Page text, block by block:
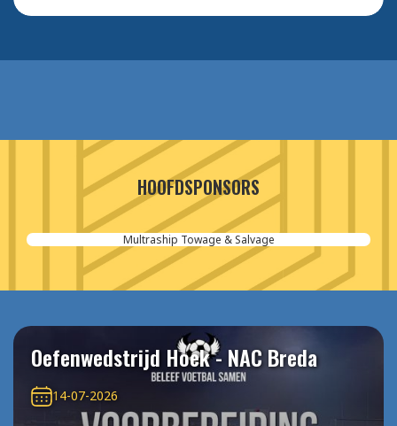
HOOFDSPONSORS
Multraship Towage & Salvage
Oefenwedstrijd Hoek - NAC Breda
14-07-2026